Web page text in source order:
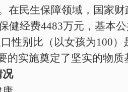
在民生保障领域， 国家
健经费4483万元， 基本
性别比（以女孩为100）
的实施奠定了坚实的物
况